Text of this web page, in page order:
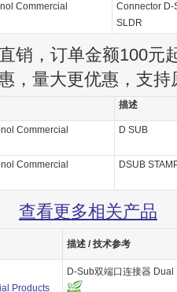
Commercial
Connector D-
SLDR
销，订单金额100元
，量大更优惠，支持
描述
Commercial D SUB
Commercial DSUB
查看更多相关产品
描述 / 技术参考
Products
D-Sub双端口连接器 Dual